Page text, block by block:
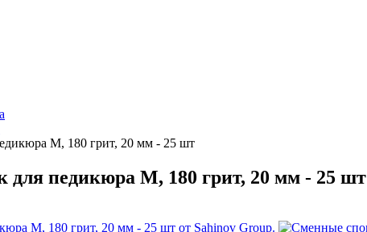
M, 180 грит, 20 мм - 25 шт
педикюра M, 180 грит, 20 мм - 25 шт